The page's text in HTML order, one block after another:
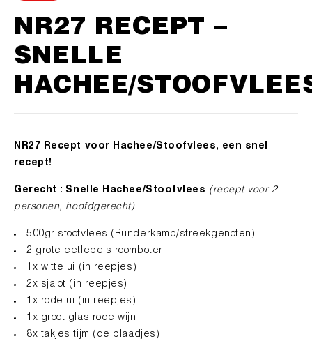
Betaling & Levering
Privacy Statement
Cookies
NR27 RECEPT –
SNELLE
HACHEE/
NR27 Recept voor Hachee/Stoofvlees, een snel
recept!
Gerecht : Snelle Hachee/Stoofvlees (recept voor 2
personen, hoofdgerecht)
500gr stoofvlees (Runderkamp/streekgenoten)
2 grote eetlepels roomboter
1x witte ui (in reepjes)
2x sjalot (in reepjes)
1x rode ui (in reepjes)
1x groot glas rode wijn
8x takjes tijm (de blaadjes)